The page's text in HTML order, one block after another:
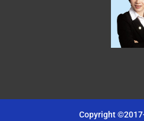
Copyright